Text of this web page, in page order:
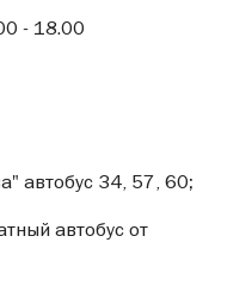
- 18.00
автобус 34, 57, 60;
автобус от